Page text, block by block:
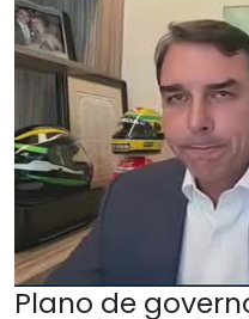
Plano de